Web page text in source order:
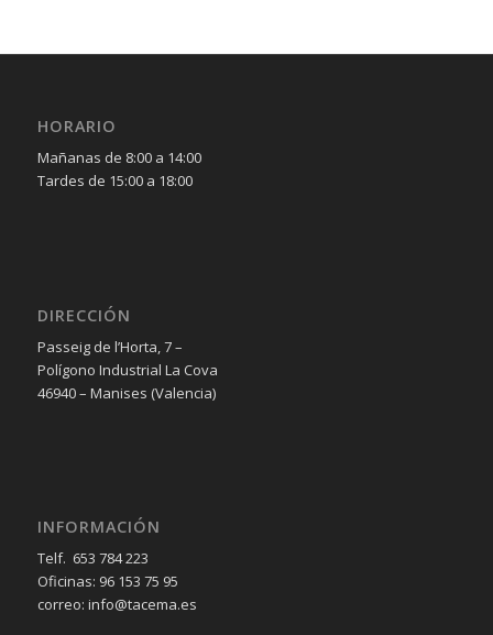
HORARIO
Mañanas de 8:00 a 14:00
Tardes de 15:00 a 18:00
DIRECCIÓN
Passeig de l’Horta, 7 –
Polígono Industrial La Cova
46940 – Manises (Valencia)
INFORMACIÓN
Telf. 653 784 223
Oficinas: 96 153 75 95
correo: info@tacema.es